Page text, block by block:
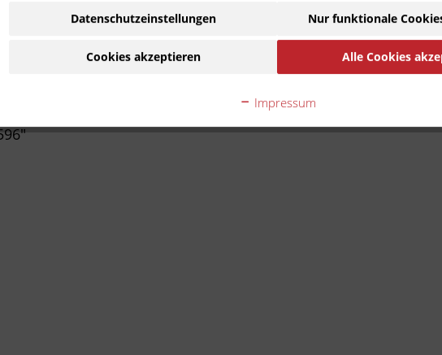
mit Genehmigung des Motorradherstellers hergestellt wurde. Die
der Kompatibilität.
, 97424 Schweinfurt DE, online.zf-aftermarket@zf.com
Datenschutzeinstellungen Nur funktionale
Cookies akzeptieren Alle Cookies
Impressum